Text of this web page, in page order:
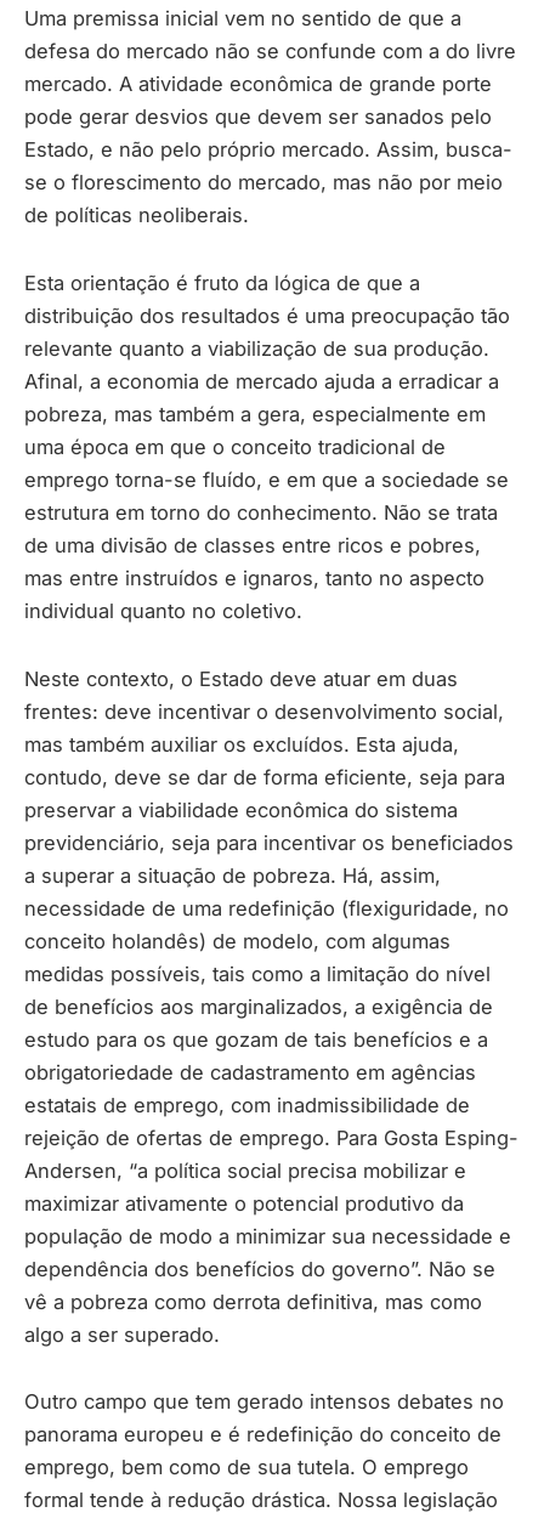
Uma premissa inicial vem no sentido de que a
defesa do mercado não se confunde com a do livre
mercado. A atividade econômica de grande porte
pode gerar desvios que devem ser sanados pelo
Estado, e não pelo próprio mercado. Assim, busca-
se o florescimento do mercado, mas não por meio
de políticas neoliberais.
Esta orientação é fruto da lógica de que a
distribuição dos resultados é uma preocupação tão
relevante quanto a viabilização de sua produção.
Afinal, a economia de mercado ajuda a erradicar a
pobreza, mas também a gera, especialmente em
uma época em que o conceito tradicional de
emprego torna-se fluído, e em que a sociedade se
estrutura em torno do conhecimento. Não se trata
de uma divisão de classes entre ricos e pobres,
mas entre instruídos e ignaros, tanto no aspecto
individual quanto no coletivo.
Neste contexto, o Estado deve atuar em duas
frentes: deve incentivar o desenvolvimento social,
mas também auxiliar os excluídos. Esta ajuda,
contudo, deve se dar de forma eficiente, seja para
preservar a viabilidade econômica do sistema
previdenciário, seja para incentivar os beneficiados
a superar a situação de pobreza. Há, assim,
necessidade de uma redefinição (flexiguridade, no
conceito holandês) de modelo, com algumas
medidas possíveis, tais como a limitação do nível
de benefícios aos marginalizados, a exigência de
estudo para os que gozam de tais benefícios e a
obrigatoriedade de cadastramento em agências
estatais de emprego, com inadmissibilidade de
rejeição de ofertas de emprego. Para Gosta Esping-
Andersen, “a política social precisa mobilizar e
maximizar ativamente o potencial produtivo da
população de modo a minimizar sua necessidade e
dependência dos benefícios do governo”. Não se
vê a pobreza como derrota definitiva, mas como
algo a ser superado.
Outro campo que tem gerado intensos debates no
panorama europeu e é redefinição do conceito de
emprego, bem como de sua tutela. O emprego
formal tende à redução drástica. Nossa legislação